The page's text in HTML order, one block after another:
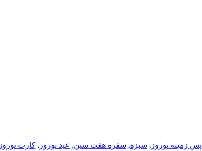
پس زمینه نوروز , سبزه, سفره هفت سین, عید نوروز , کارت نوروز